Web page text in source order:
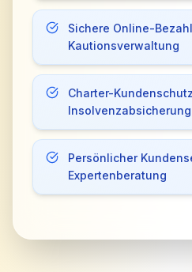
Sichere Online-
Kautionsverwaltung
Charter-
Insolvenzabsicherung
Persönlicher
Expertenberatung